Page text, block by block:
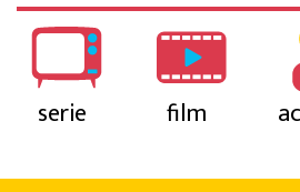
serie film